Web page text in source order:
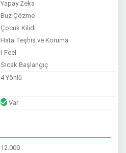
Yapay Zeka
Buz Çözme
Çocuk Kilidi
Hata Teşhis ve Koruma
I-Feel
Sıcak Başlangıç
4 Yönlü
Var
12.000